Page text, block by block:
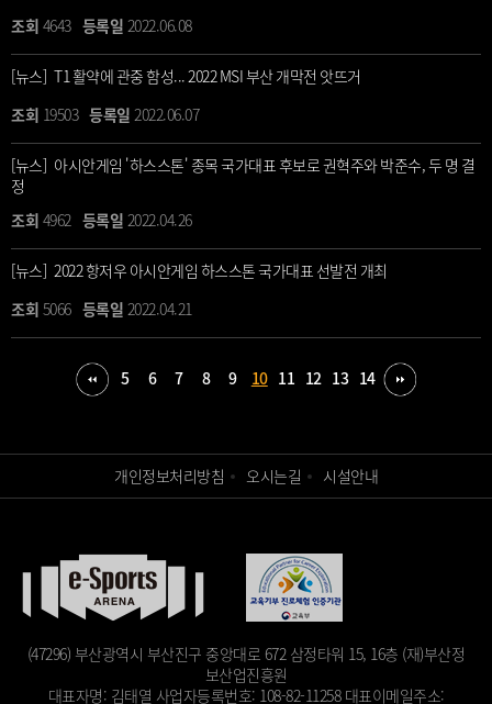
4643
2022.06.08
[뉴스] T1 활약에 관중 함성... 2022 MSI 부산 개막전 앗뜨거
19503
2022.06.07
[뉴스] 아시안게임 '하스스톤' 종목 국가대표 후보로 권혁주와 박준수, 두 명 결
정
4962
2022.04.26
[뉴스] 2022 항저우 아시안게임 하스스톤 국가대표 선발전 개최
5066
2022.04.21
5 6 7 8 9 10 11 12 13 14
개인정보처리방침 오시는길 시설안내
(47296) 부산광역시 부산진구 중앙대로 672 삼정타워 15, 16층 (재)부산정
보산업진흥원
대표자명: 김태열 사업자등록번호: 108-82-11258 대표이메일주소: